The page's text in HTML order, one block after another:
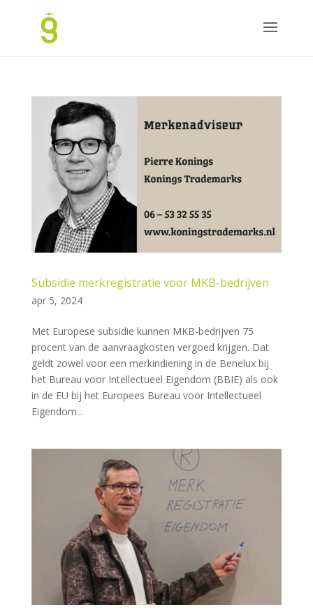
Subsidie merkregistratie voor MKB-bedrijven
apr 5, 2024
Met Europese subsidie kunnen MKB-bedrijven 75
procent van de aanvraagkosten vergoed krijgen. Dat
geldt zowel voor een merkindiening in de Benelux bij
het Bureau voor Intellectueel Eigendom (BBIE) als ook
in de EU bij het Europees Bureau voor Intellectueel
Eigendom...